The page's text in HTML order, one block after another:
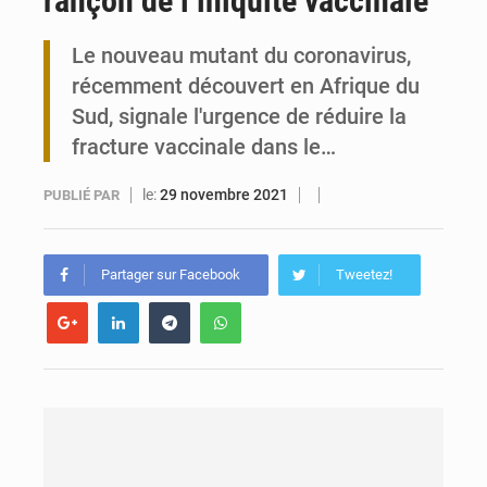
Togo : 300 000 tonnes visées pour la filière soja bio
Le nouveau mutant du coronavirus,
récemment découvert en Afrique du
Sud, signale l'urgence de réduire la
fracture vaccinale dans le…
PUBLIÉ PAR le:29 novembre 2021
Partager sur Facebook Tweetez!